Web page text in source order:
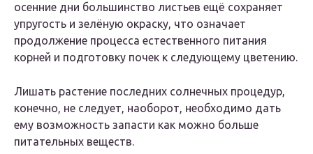
осенние дни большинство листьев ещё сохраняет
упругость и зелёную окраску, что означает
продолжение процесса естественного питания
корней и подготовку почек к следующему цветению.
Лишать растение последних солнечных процедур,
конечно, не следует, наоборот, необходимо дать
ему возможность запасти как можно больше
питательных веществ.